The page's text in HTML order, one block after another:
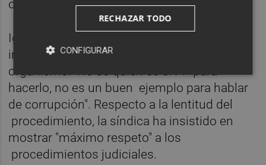
del bipartidismo".
Igualmente, ha reprochado al PP su
insistencia en la puesta en marcha del
organismo: "No sé quién es el PP para
hacerlo, no es un buen ejemplo para hablar
de corrupción". Respecto a la lentitud del
procedimiento, la síndica ha insistido en
mostrar "máximo respeto" a los
procedimientos judiciales.
RECHAZAR TODO
CONFIGURAR